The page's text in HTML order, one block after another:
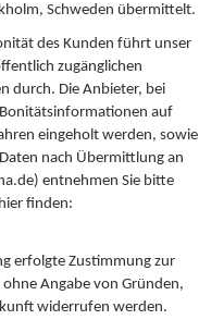
Schweden übermittelt.
des Kunden führt unser
zugänglichen
durch. Die Anbieter, bei
auf
eingeholt werden, sowie
nach Übermittlung an
entnehmen Sie bitte
finden:
erfolgte Zustimmung zur
Angabe von Gründen,
widerrufen werden.